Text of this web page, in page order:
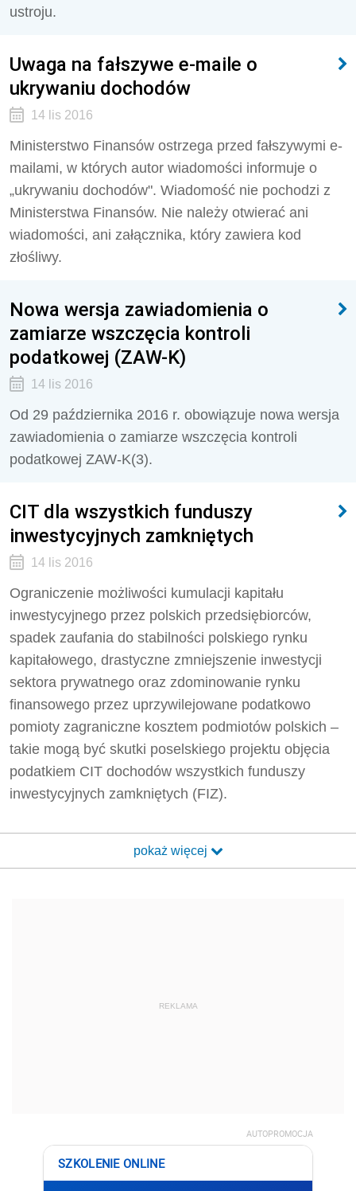
ustroju.
Uwaga na fałszywe e-maile o
ukrywaniu dochodów
14 lis 2016
Ministerstwo Finansów ostrzega przed fałszywymi e-
mailami, w których autor wiadomości informuje o
„ukrywaniu dochodów". Wiadomość nie pochodzi z
Ministerstwa Finansów. Nie należy otwierać ani
wiadomości, ani załącznika, który zawiera kod
złośliwy.
Nowa wersja zawiadomienia o
zamiarze wszczęcia kontroli
podatkowej (ZAW-K)
14 lis 2016
Od 29 października 2016 r. obowiązuje nowa wersja
zawiadomienia o zamiarze wszczęcia kontroli
podatkowej ZAW-K(3).
CIT dla wszystkich funduszy
inwestycyjnych zamkniętych
14 lis 2016
Ograniczenie możliwości kumulacji kapitału
inwestycyjnego przez polskich przedsiębiorców,
spadek zaufania do stabilności polskiego rynku
kapitałowego, drastyczne zmniejszenie inwestycji
sektora prywatnego oraz zdominowanie rynku
finansowego przez uprzywilejowane podatkowo
pomioty zagraniczne kosztem podmiotów polskich –
takie mogą być skutki poselskiego projektu objęcia
podatkiem CIT dochodów wszystkich funduszy
inwestycyjnych zamkniętych (FIZ).
pokaż więcej
REKLAMA
AUTOPROMOCJA
SZKOLENIE ONLINE